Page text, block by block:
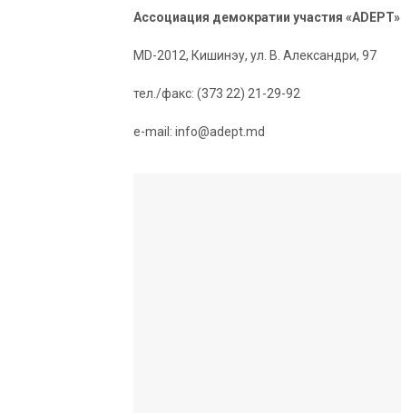
Ассоциация демократии участия «ADEPT»
MD-2012, Кишинэу, ул. В. Александри, 97
тел./факс: (373 22) 21-29-92
e-mail: info@adept.md